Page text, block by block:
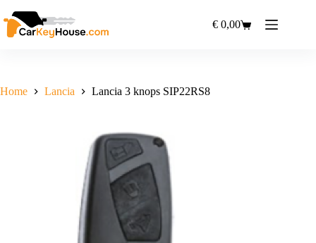
naar
de
Winkelwagen
€ 0,00
Home Lancia Lancia 3 knops SIP22RS8